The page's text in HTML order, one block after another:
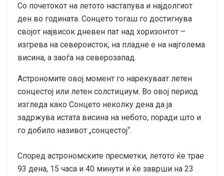
Со почетокот на летото настапува и најдолгиот
ден во годината. Сонцето тогаш го достигнува
својот највисок дневен пат над хоризонтот –
изгрева на североисток, на пладне е на најголема
висина, а заоѓа на северозапад.
Астрономите овој момент го нарекуваат летен
сонцестој или летен солстициум. Во овој период
изгледа како Сонцето неколку дена да ја
задржува истата висина на небото, поради што и
го добило називот „сонцестој“.
Според астрономските пресметки, летото ќе трае
93 дена, 15 часа и 40 минути и ќе заврши на 23